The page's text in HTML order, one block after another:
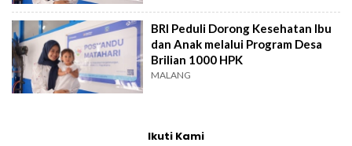
BRI Peduli Dorong Kesehatan Ibu
dan Anak melalui Program Desa
Brilian 1000 HPK
MALANG
Ikuti Kami